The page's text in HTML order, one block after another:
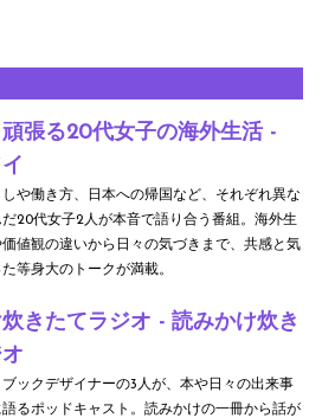
張る20代女子の海外生活 -
や働き方、日本への帰国など、それぞれ異な
20代女子2人が本音で語り合う番組。海外生
値観の違いから日々の気づきまで、共感と気
等身大のトークが満載。
きたてラジオ - 読みかけ炊き
ックデザイナーの3人が、本や日々の出来事
るポッドキャスト。読みかけの一冊から話が